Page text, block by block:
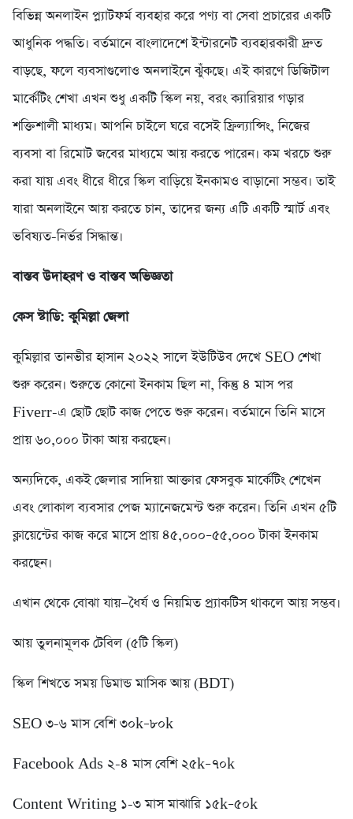
বিভিন্ন অনলাইন প্ল্যাটফর্ম ব্যবহার করে পণ্য বা সেবা প্রচারের একটি
আধুনিক পদ্ধতি। বর্তমানে বাংলাদেশে ইন্টারনেট ব্যবহারকারী দ্রুত
বাড়ছে, ফলে ব্যবসাগুলোও অনলাইনে ঝুঁকছে। এই কারণে ডিজিটাল
মার্কেটিং শেখা এখন শুধু একটি স্কিল নয়, বরং ক্যারিয়ার গড়ার
শক্তিশালী মাধ্যম। আপনি চাইলে ঘরে বসেই ফ্রিল্যান্সিং, নিজের
ব্যবসা বা রিমোট জবের মাধ্যমে আয় করতে পারেন। কম খরচে শুরু
করা যায় এবং ধীরে ধীরে স্কিল বাড়িয়ে ইনকামও বাড়ানো সম্ভব। তাই
যারা অনলাইনে আয় করতে চান, তাদের জন্য এটি একটি স্মার্ট এবং
ভবিষ্যত-নির্ভর সিদ্ধান্ত।
বাস্তব উদাহরণ ও বাস্তব অভিজ্ঞতা
কেস স্টাডি: কুমিল্লা জেলা
কুমিল্লার তানভীর হাসান ২০২২ সালে ইউটিউব দেখে SEO শেখা
শুরু করেন। শুরুতে কোনো ইনকাম ছিল না, কিন্তু ৪ মাস পর
Fiverr-এ ছোট ছোট কাজ পেতে শুরু করেন। বর্তমানে তিনি মাসে
প্রায় ৬০,০০০ টাকা আয় করছেন।
অন্যদিকে, একই জেলার সাদিয়া আক্তার ফেসবুক মার্কেটিং শেখেন
এবং লোকাল ব্যবসার পেজ ম্যানেজমেন্ট শুরু করেন। তিনি এখন ৫টি
ক্লায়েন্টের কাজ করে মাসে প্রায় ৪৫,০০০–৫৫,০০০ টাকা ইনকাম
করছেন।
এখান থেকে বোঝা যায়—ধৈর্য ও নিয়মিত প্র্যাকটিস থাকলে আয় সম্ভব।
আয় তুলনামূলক টেবিল (৫টি স্কিল)
স্কিল শিখতে সময় ডিমান্ড মাসিক আয় (BDT)
SEO ৩-৬ মাস বেশি ৩০k–৮০k
Facebook Ads ২-৪ মাস বেশি ২৫k–৭০k
Content Writing ১-৩ মাস মাঝারি ১৫k–৫০k